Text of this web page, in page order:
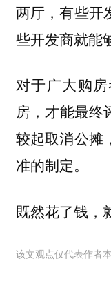
两厅，有些开
些开发商就能
对于广大购
房，才能最
较起取消公摊
准的制定。
既然花了钱，
该文观点仅代表作者